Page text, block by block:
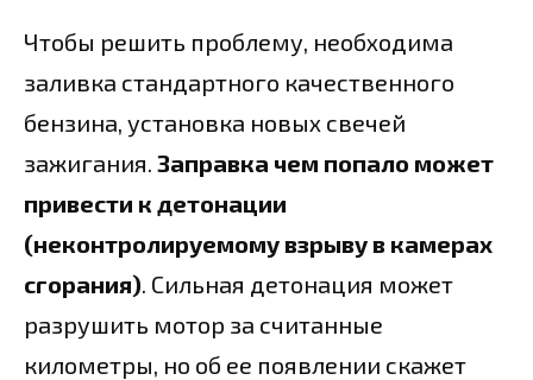
Чтобы решить проблему, необходима
заливка стандартного качественного
бензина, установка новых свечей
зажигания. Заправка чем попало может
привести к детонации
(неконтролируемому взрыву в камерах
сгорания). Сильная детонация может
разрушить мотор за считанные
километры, но об ее появлении скажет